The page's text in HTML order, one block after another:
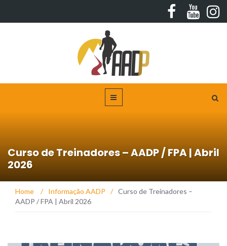
Curso de Treinadores – AADP / FPA | Abril
2026
Home / Informação AADP / Curso de Treinadores –
AADP / FPA | Abril 2026